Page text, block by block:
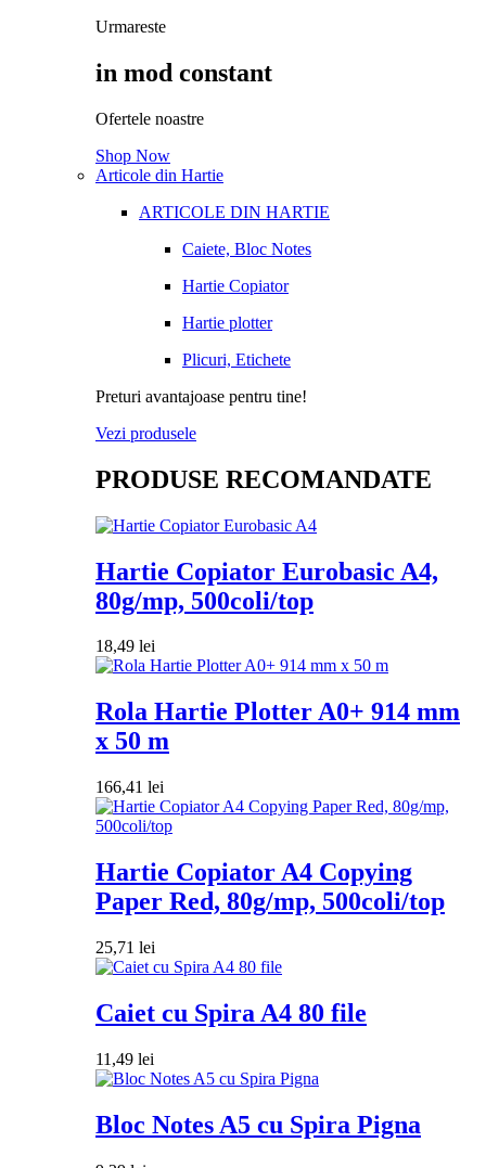
Urmareste
in mod constant
Ofertele noastre
Shop Now
Articole din Hartie
ARTICOLE DIN HARTIE
Caiete, Bloc Notes
Hartie Copiator
Hartie plotter
Plicuri, Etichete
Preturi avantajoase pentru tine!
Vezi produsele
PRODUSE RECOMANDATE
Hartie Copiator Eurobasic A4,
80g/mp, 500coli/top
18,49 lei
Rola Hartie Plotter A0+ 914 mm
x 50 m
166,41 lei
Hartie Copiator A4 Copying
Paper Red, 80g/mp, 500coli/top
25,71 lei
Caiet cu Spira A4 80 file
11,49 lei
Bloc Notes A5 cu Spira Pigna